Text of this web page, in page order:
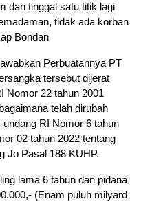
dan tinggal satu titik lagi
tidak ada korban
Bondan
Perbuatannya PT
tersebut dijerat
Nomor 22 tahun 2001
telah dirubah
RI Nomor 6 tahun
02 tahun 2022 tentang
Jo Pasal 188 KUHP.
lama 6 tahun dan pidana
(Enam puluh milyard